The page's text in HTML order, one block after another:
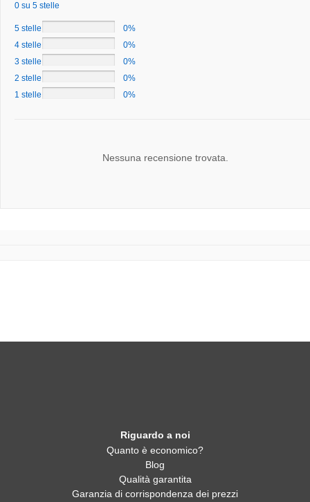
0 su 5 stelle
5 stelle
0%
4 stelle
0%
3 stelle
0%
2 stelle
0%
1 stelle
0%
Nessuna recensione trovata.
Riguardo a noi
Quanto è economico?
Blog
Qualità garantita
Garanzia di corrispondenza dei prezzi